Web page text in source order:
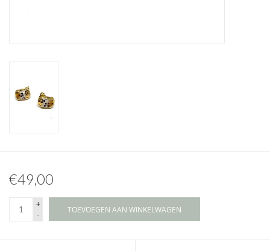
€49,00
+
-
TOEVOEGEN AAN WINKELWAGEN